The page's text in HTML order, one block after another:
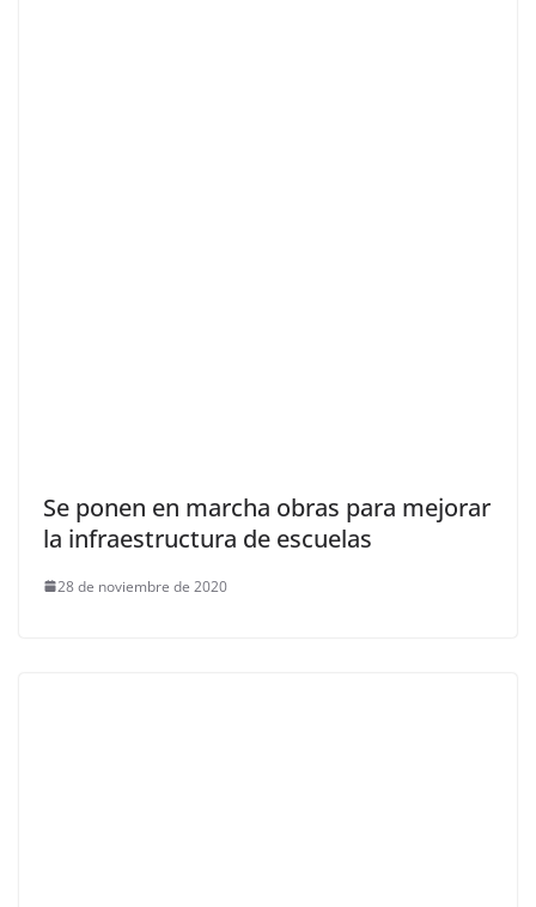
Se ponen en marcha obras para mejorar
la infraestructura de escuelas
28 de noviembre de 2020